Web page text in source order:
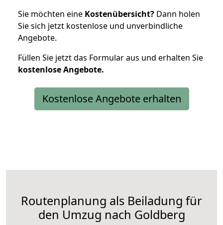
Sie möchten eine Kostenübersicht? Dann holen
Sie sich jetzt kostenlose und unverbindliche
Angebote.
Füllen Sie jetzt das Formular aus und erhalten Sie
kostenloseAngebote.
Kostenlose Angebote erhalten
Routenplanung als Beiladung für
den Umzug nach Goldberg